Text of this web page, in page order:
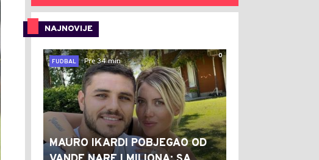
NAJNOVIJE
0
FUDBAL
Pre 34 min
MAURO IKARDI POBJEGAO OD